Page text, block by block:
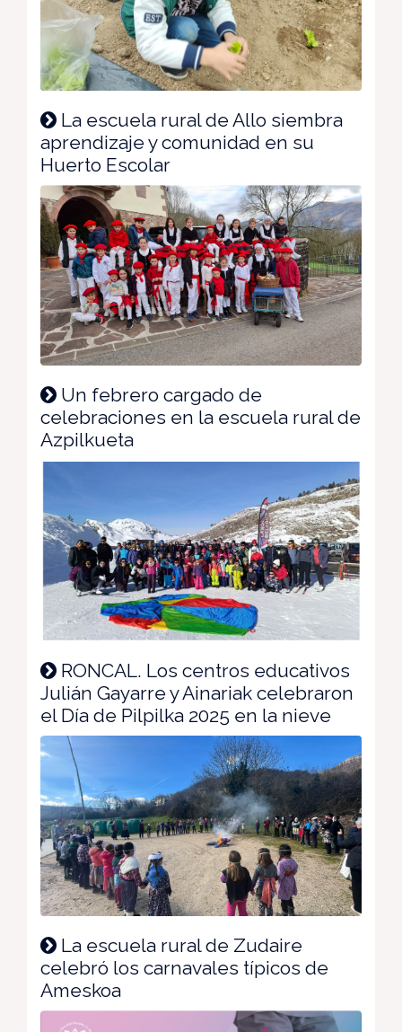
La escuela rural de Allo siembra
aprendizaje y comunidad en su
Huerto Escolar
Un febrero cargado de
celebraciones en la escuela rural de
Azpilkueta
RONCAL. Los centros educativos
Julián Gayarre y Ainariak celebraron
el Día de Pilpilka 2025 en la nieve
La escuela rural de Zudaire
celebró los carnavales típicos de
Ameskoa